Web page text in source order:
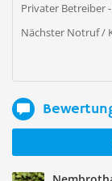
Privater Betreiber
Nächster Notruf /